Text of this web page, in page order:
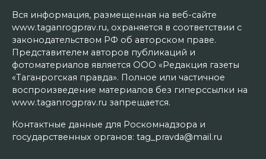
Вся информация, размещенная на веб-сайте
www.taganrogprav.ru, охраняется в соответствии с
законодательством РФ об авторском праве.
Представителем авторов публикаций и
фотоматериалов является ООО «Редакция газеты
«Таганрогская правда». Полное или частичное
воспроизведение материалов без гиперссылки на
www.taganrogprav.ru запрещается.
Контактные данные для Роскомнадзора и
государственных органов: tag_pravda@mail.ru